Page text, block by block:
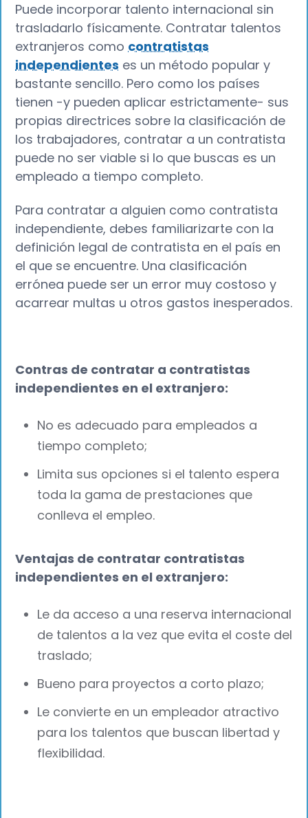
Puede incorporar talento internacional sin
trasladarlo físicamente. Contratar talentos
extranjeros comocontratistas
independientes es un método popular y
bastante sencillo. Pero como los países
tienen -y pueden aplicar estrictamente- sus
propias directrices sobre la clasificación de
los trabajadores, contratar a un contratista
puede no ser viable si lo que buscas es un
empleado a tiempo completo.
Para contratar a alguien como contratista
independiente, debes familiarizarte con la
definición legal de contratista en el país en
el que se encuentre. Una clasificación
errónea puede ser un error muy costoso y
acarrear multas u otros gastos inesperados.
Contras de contratar a contratistas
independientes en el extranjero:
No es adecuado para empleados a
tiempo completo;
Limita sus opciones si el talento espera
toda la gama de prestaciones que
conlleva el empleo.
Ventajas de contratar contratistas
independientes en el extranjero:
Le da acceso a una reserva internacional
de talentos a la vez que evita el coste del
traslado;
Bueno para proyectos a corto plazo;
Le convierte en un empleador atractivo
para los talentos que buscan libertad y
flexibilidad.